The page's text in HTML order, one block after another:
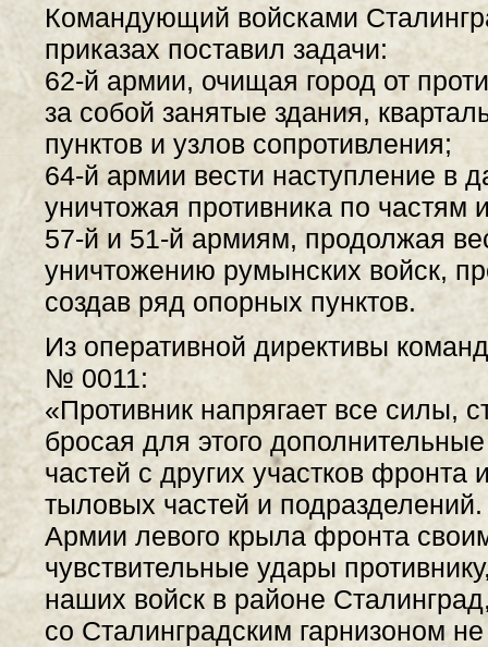
Командующий войсками
приказах поставил задачи:
62-й армии, очищая город от
за собой занятые здания,
пунктов и узлов сопротивления;
64-й армии вести наступление в
уничтожая противника по частям
57-й и 51-й армиям, продолжая
уничтожению румынских войск,
создав ряд опорных пунктов.
Из оперативной директивы
№ 0011:
«Противник напрягает все силы,
бросая для этого
частей с других участков
тыловых частей и подразделений.
Армии левого крыла фронта
чувствительные удары
наших войск в районе
со Сталинградским гарнизоном